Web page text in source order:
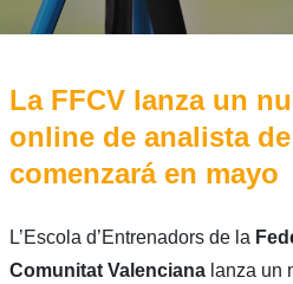
La FFCV lanza un
online de analista
comenzará en mayo
L’Escola d’Entrenadors de la
Comunitat Valencianalanza un